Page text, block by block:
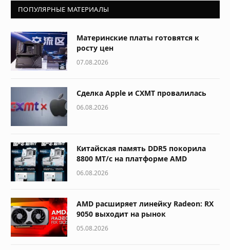
ПОПУЛЯРНЫЕ МАТЕРИАЛЫ
Материнские платы готовятся к
росту цен
07.08.2026
Сделка Apple и CXMT провалилась
06.08.2026
Китайская память DDR5 покорила
8800 МТ/с на платформе AMD
06.08.2026
AMD расширяет линейку Radeon: RX
9050 выходит на рынок
05.08.2026